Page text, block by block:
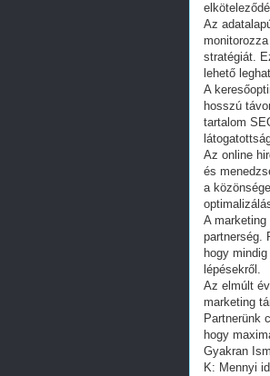
Az
stratégiát.
lehető
A
hosszú
tartalom
Az online
és
a
A
partnerség.
hogy
lépésekről.
Az elmúlt
marketing
Partnerünk
hogy
Gyakran
K: Mennyi